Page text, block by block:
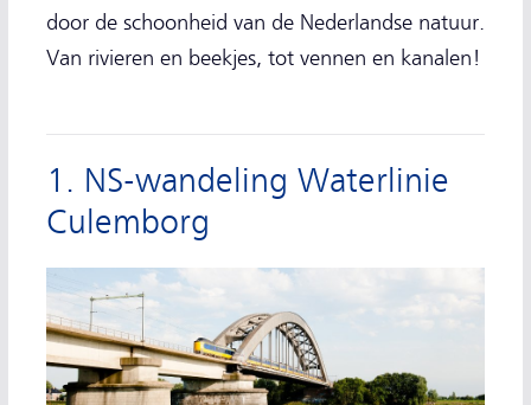
door de schoonheid van de Nederlandse natuur.
Van rivieren en beekjes, tot vennen en kanalen!
1. NS-wandeling Waterlinie
Culemborg